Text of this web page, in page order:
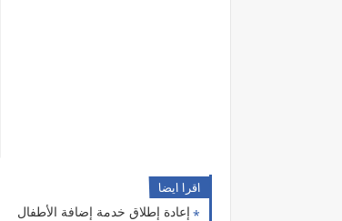
اقرا ايضا
إعادة إطلاق خدمة إضافة الأطفال